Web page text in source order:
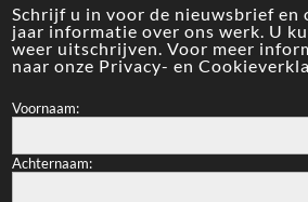
Schrijf u in voor de nieuwsbrief en
jaar informatie over ons werk. U
weer uitschrijven. Voor meer
naar onze Privacy- en
Voornaam:
Achternaam: